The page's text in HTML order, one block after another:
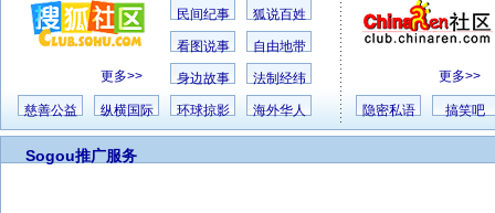
更多>>
民间纪事 狐说百姓
看图说事 自由地带
身边故事 法制经纬
慈善公益 纵横国际 环球掠影 海外华人
更多>>
隐密私语 搞笑吧
Sogou推广服务